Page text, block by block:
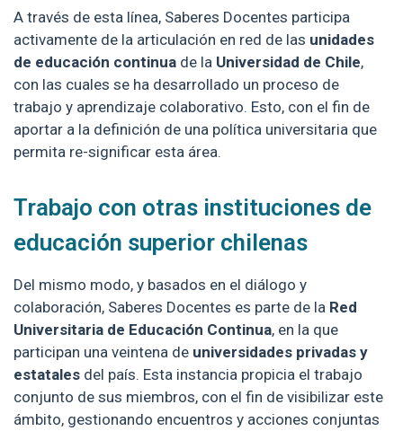
A través de esta línea, Saberes Docentes participa
activamente de la articulación en red de las unidades
de educación continua de la Universidad de Chile,
con las cuales se ha desarrollado un proceso de
trabajo y aprendizaje colaborativo. Esto, con el fin de
aportar a la definición de una política universitaria que
permita re-significar esta área.
Trabajo con otras instituciones de
educación superior chilenas
Del mismo modo, y basados en el diálogo y
colaboración, Saberes Docentes es parte de la Red
Universitaria de Educación Continua, en la que
participan una veintena de universidades privadas y
estatales del país. Esta instancia propicia el trabajo
conjunto de sus miembros, con el fin de visibilizar este
ámbito, gestionando encuentros y acciones conjuntas